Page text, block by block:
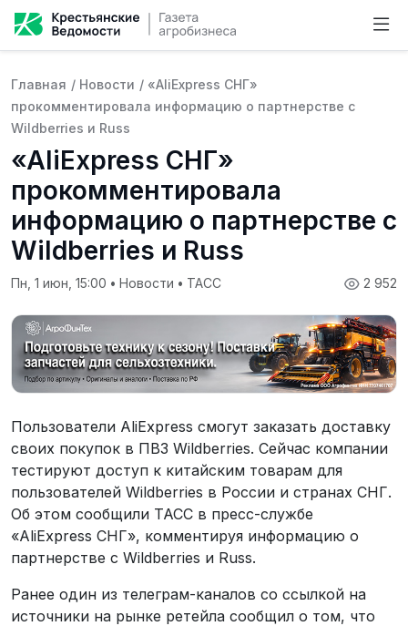
Главная / Новости / «AliExpress СНГ»
прокомментировала информацию о партнерстве с
Wildberries и Russ
«AliExpress СНГ»
прокомментировала
информацию о партнерстве с
Wildberries и Russ
2 952
Пн, 1 июн, 15:00 • Новости • ТАСС
Пользователи AliExpress смогут заказать доставку
своих покупок в ПВЗ Wildberries. Сейчас компании
тестируют доступ к китайским товарам для
пользователей Wildberries в России и странах СНГ.
Об этом сообщили ТАСС в пресс-службе
«AliExpress СНГ», комментируя информацию о
партнерстве с Wildberries и Russ.
Ранее один из телеграм-каналов со ссылкой на
источники на рынке ретейла сообщил о том, что